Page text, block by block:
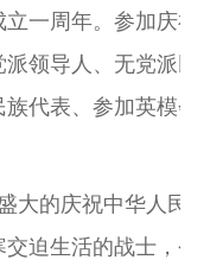
一周年。参加庆祝
领导人、无党派民
代表、参加英模会
大的庆祝中华人民
迫生活的战士，今